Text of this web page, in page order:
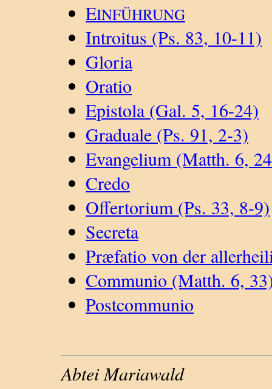
EINFÜHRUNG
Introitus (Ps. 83, 10-11)
Gloria
Oratio
Epistola (Gal. 5, 16-24)
Graduale (Ps. 91, 2-3)
Evangelium (Matth. 6,
Credo
Offertorium (Ps. 33, 8-9)
Secreta
Præfatio von der
Communio (Matth. 6,
Postcommunio
Abtei Mariawald